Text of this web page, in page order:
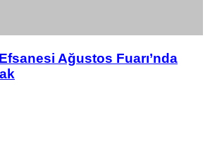
Ağustos Fuarı’nda